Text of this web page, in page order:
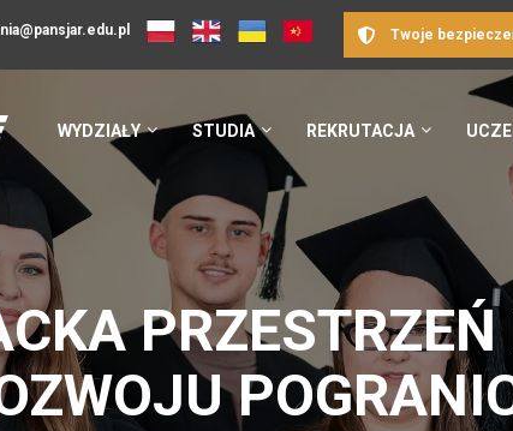
Twoje
WYDZIAŁY STUDIA REKRUTACJA